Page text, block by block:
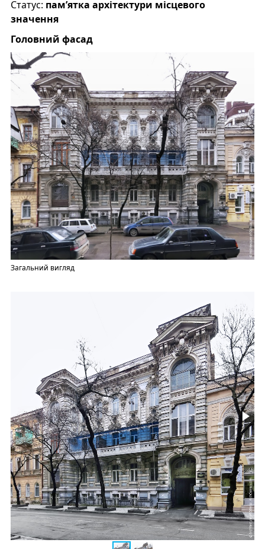
Статус: пам’ятка архітектури місцевого
значення
Головний фасад
Загальний вигляд